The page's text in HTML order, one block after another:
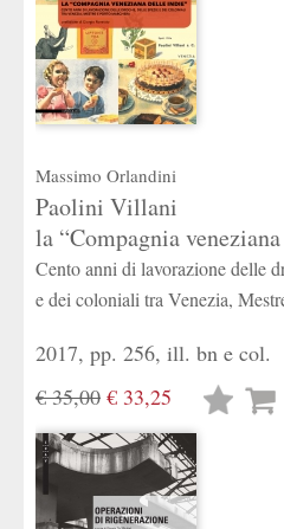
Massimo Orlandini
Paolini Villani
la “Compagnia
Cento anni di lavorazione delle
e dei coloniali tra Venezia,
2017, pp. 256, ill. bn e col.
€ 35,00 € 33,25
Lista